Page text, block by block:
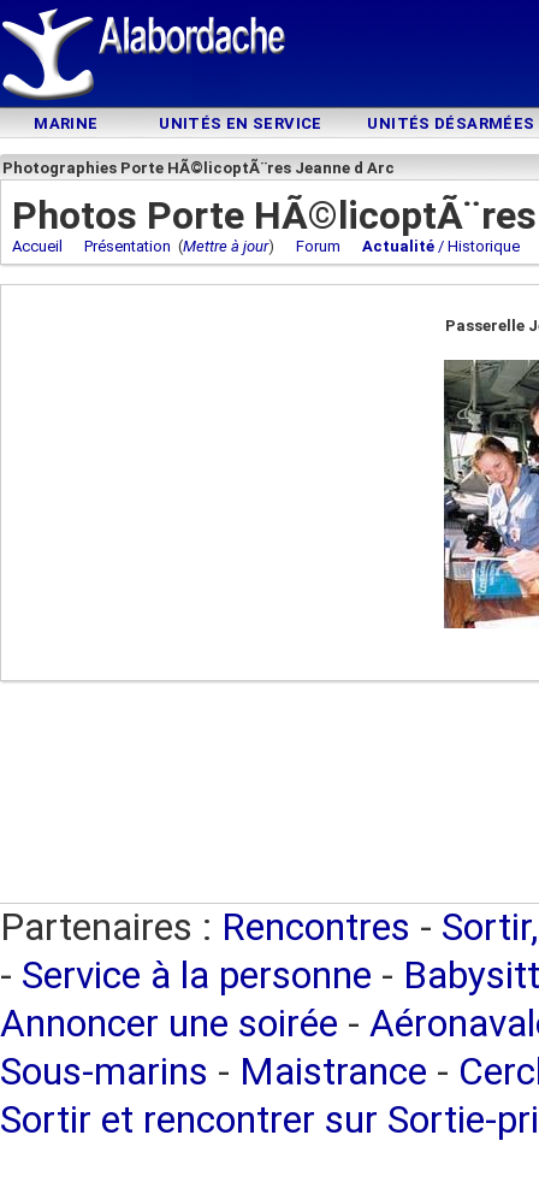
MARINE UNITÉS EN SERVICE UNITÉS DÉSARMÉES
Photographies Porte HÃ©licoptÃ¨res Jeanne d Arc
Photos Porte
Accueil Présentation (Mettre à jour) Forum Actualité / Historique
Passerelle
Partenaires : Rencontres -
- Service à la personne -
Annoncer une soirée -
Sous-marins - Maistrance -
Sortir et rencontrer sur Sortie-